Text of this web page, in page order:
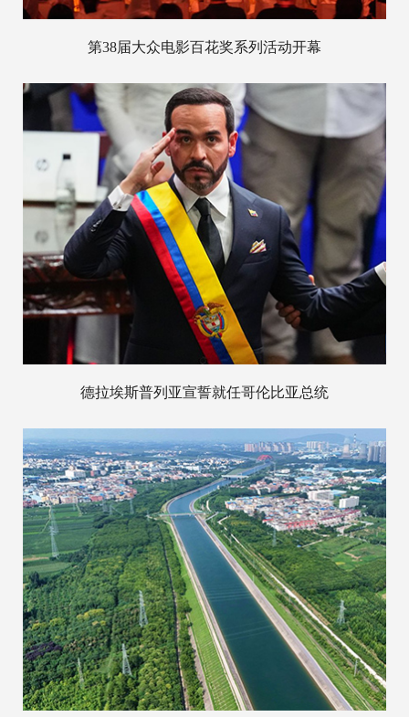
第38届大众电影百花奖系列活动开幕
德拉埃斯普列亚宣誓就任哥伦比亚总统